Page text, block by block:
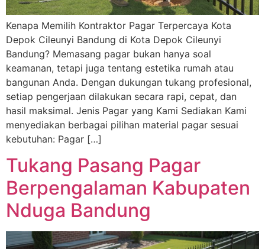
Kenapa Memilih Kontraktor Pagar Terpercaya Kota
Depok Cileunyi Bandung di Kota Depok Cileunyi
Bandung? Memasang pagar bukan hanya soal
keamanan, tetapi juga tentang estetika rumah atau
bangunan Anda. Dengan dukungan tukang profesional,
setiap pengerjaan dilakukan secara rapi, cepat, dan
hasil maksimal. Jenis Pagar yang Kami Sediakan Kami
menyediakan berbagai pilihan material pagar sesuai
kebutuhan: Pagar […]
Tukang Pasang Pagar
Berpengalaman Kabupaten
Nduga Bandung